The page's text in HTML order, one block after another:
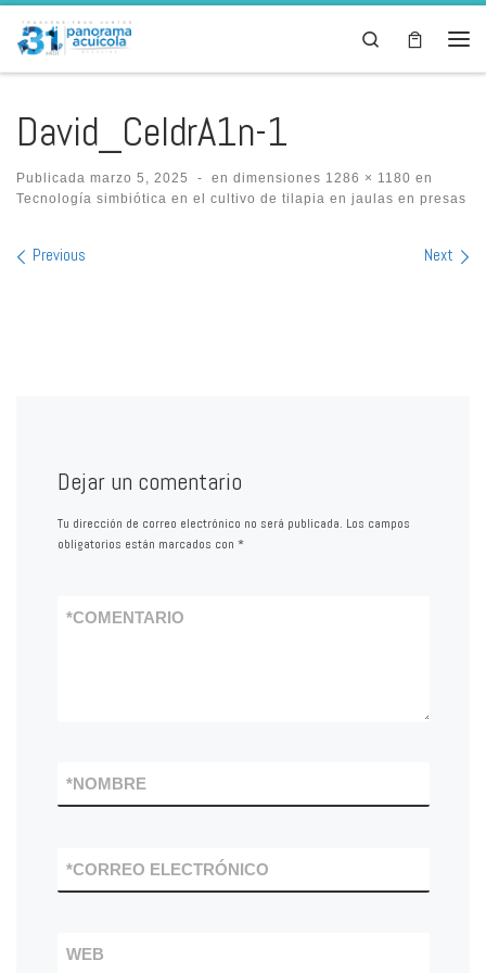
Skip to content
Search
David_CeldrA1n-1
Publicada marzo 5, 2025 - en dimensiones 1286 × 1180 en
Tecnología simbiótica en el cultivo de tilapia en jaulas en presas
Images navigation
Previous Next
Dejar un comentario
Tu dirección de correo electrónico no será publicada. Los campos
obligatorios están marcados con *
COMENTARIO
*
NOMBRE
*
CORREO ELECTRÓNICO
*
WEB